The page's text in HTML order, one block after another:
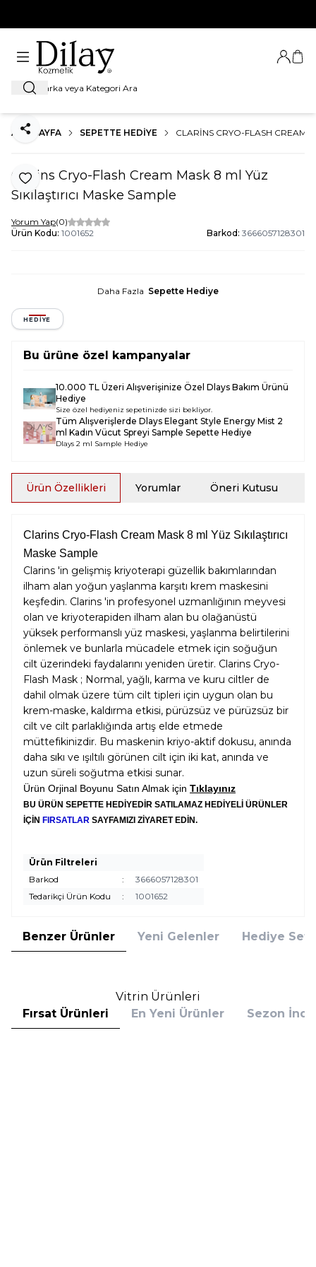
Ara
Giriş
ANA SAYFA SEPETTE HEDIYE CLARINS CRYO-FLASH CREAM
Favoriye Ekle
Paylaş
Clarins Cryo-Flash Cream Mask 8 ml Yüz
Sıkılaştırıcı Maske Sample
Yorum Yap(0)
Ürün Kodu: 1001652 Barkod: 3666057128301
Daha Fazla Sepette Hediye
HEDİYE
Bu ürüne özel kampanyalar
10.000 TL Üzeri Alışverişinize Özel Dlays Bakım Ürünü
Hediye
Size özel hediyeniz sepetinizde sizi bekliyor.
Tüm Alışverişlerde Dlays Elegant Style Energy Mist 2
ml Kadın Vücut Spreyi Sample Sepette Hediye
Dlays 2 ml Sample Hediye
Ürün Özellikleri Yorumlar Öneri Kutusu
Clarins Cryo-Flash Cream Mask 8 ml Yüz Sıkılaştırıcı
Maske Sample
Clarins 'in gelişmiş kriyoterapi güzellik bakımlarından
ilham alan yoğun yaşlanma karşıtı krem ​​maskesini
keşfedin. Clarins 'in profesyonel uzmanlığının meyvesi
olan ve kriyoterapiden ilham alan bu olağanüstü
yüksek performanslı yüz maskesi, yaşlanma belirtilerini
önlemek ve bunlarla mücadele etmek için soğuğun
cilt üzerindeki faydalarını yeniden üretir. Clarins Cryo-
Flash Mask ; Normal, yağlı, karma ve kuru ciltler de
dahil olmak üzere tüm cilt tipleri için uygun olan bu
krem-maske, kaldırma etkisi, pürüzsüz ve pürüzsüz bir
cilt ve cilt parlaklığında artış elde etmede
müttefikinizdir. Bu maskenin kriyo-aktif dokusu, anında
daha sıkı ve ışıltılı görünen cilt için iki kat, anında ve
uzun süreli soğutma etkisi sunar.
Ürün Orjinal Boyunu Satın Almak için Tıklayınız
BU ÜRÜN SEPETTE HEDİYEDİR SATILAMAZ HEDİYELİ ÜRÜNLER
İÇİN FIRSATLAR SAYFAMIZI ZİYARET EDİN.
Ürün Filtreleri
Barkod
:
3666057128301
Tedarikçi Ürün Kodu
: 1001652
Benzer Ürünler Yeni Gelenler Hediye
Vitrin Ürünleri
Fırsat Ürünleri
En Yeni Ürünler Sezon